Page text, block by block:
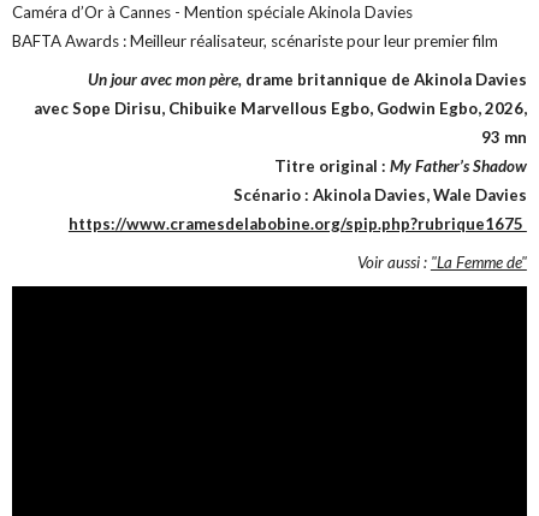
Caméra d’Or à Cannes - Mention spéciale Akinola Davies
BAFTA Awards : Meilleur réalisateur, scénariste pour leur premier film
Un jour avec mon père, drame britannique de Akinola Davies
avec Sope Dirisu, Chibuike Marvellous Egbo, Godwin Egbo, 2026,
93 mn
Titre original : My Father’s Shadow
Scénario : Akinola Davies, Wale Davies
https://www.cramesdelabobine.org/spip.php?rubrique1675
Voir aussi : "La Femme de"